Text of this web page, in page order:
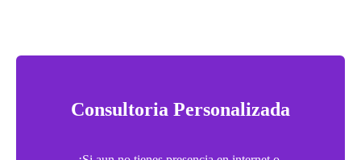
Consultoria Personalizada